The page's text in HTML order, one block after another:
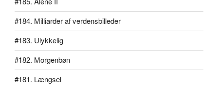
#184. Milliarder af verdensbilleder
#183. Ulykkelig
#182. Morgenbøn
#181. Længsel